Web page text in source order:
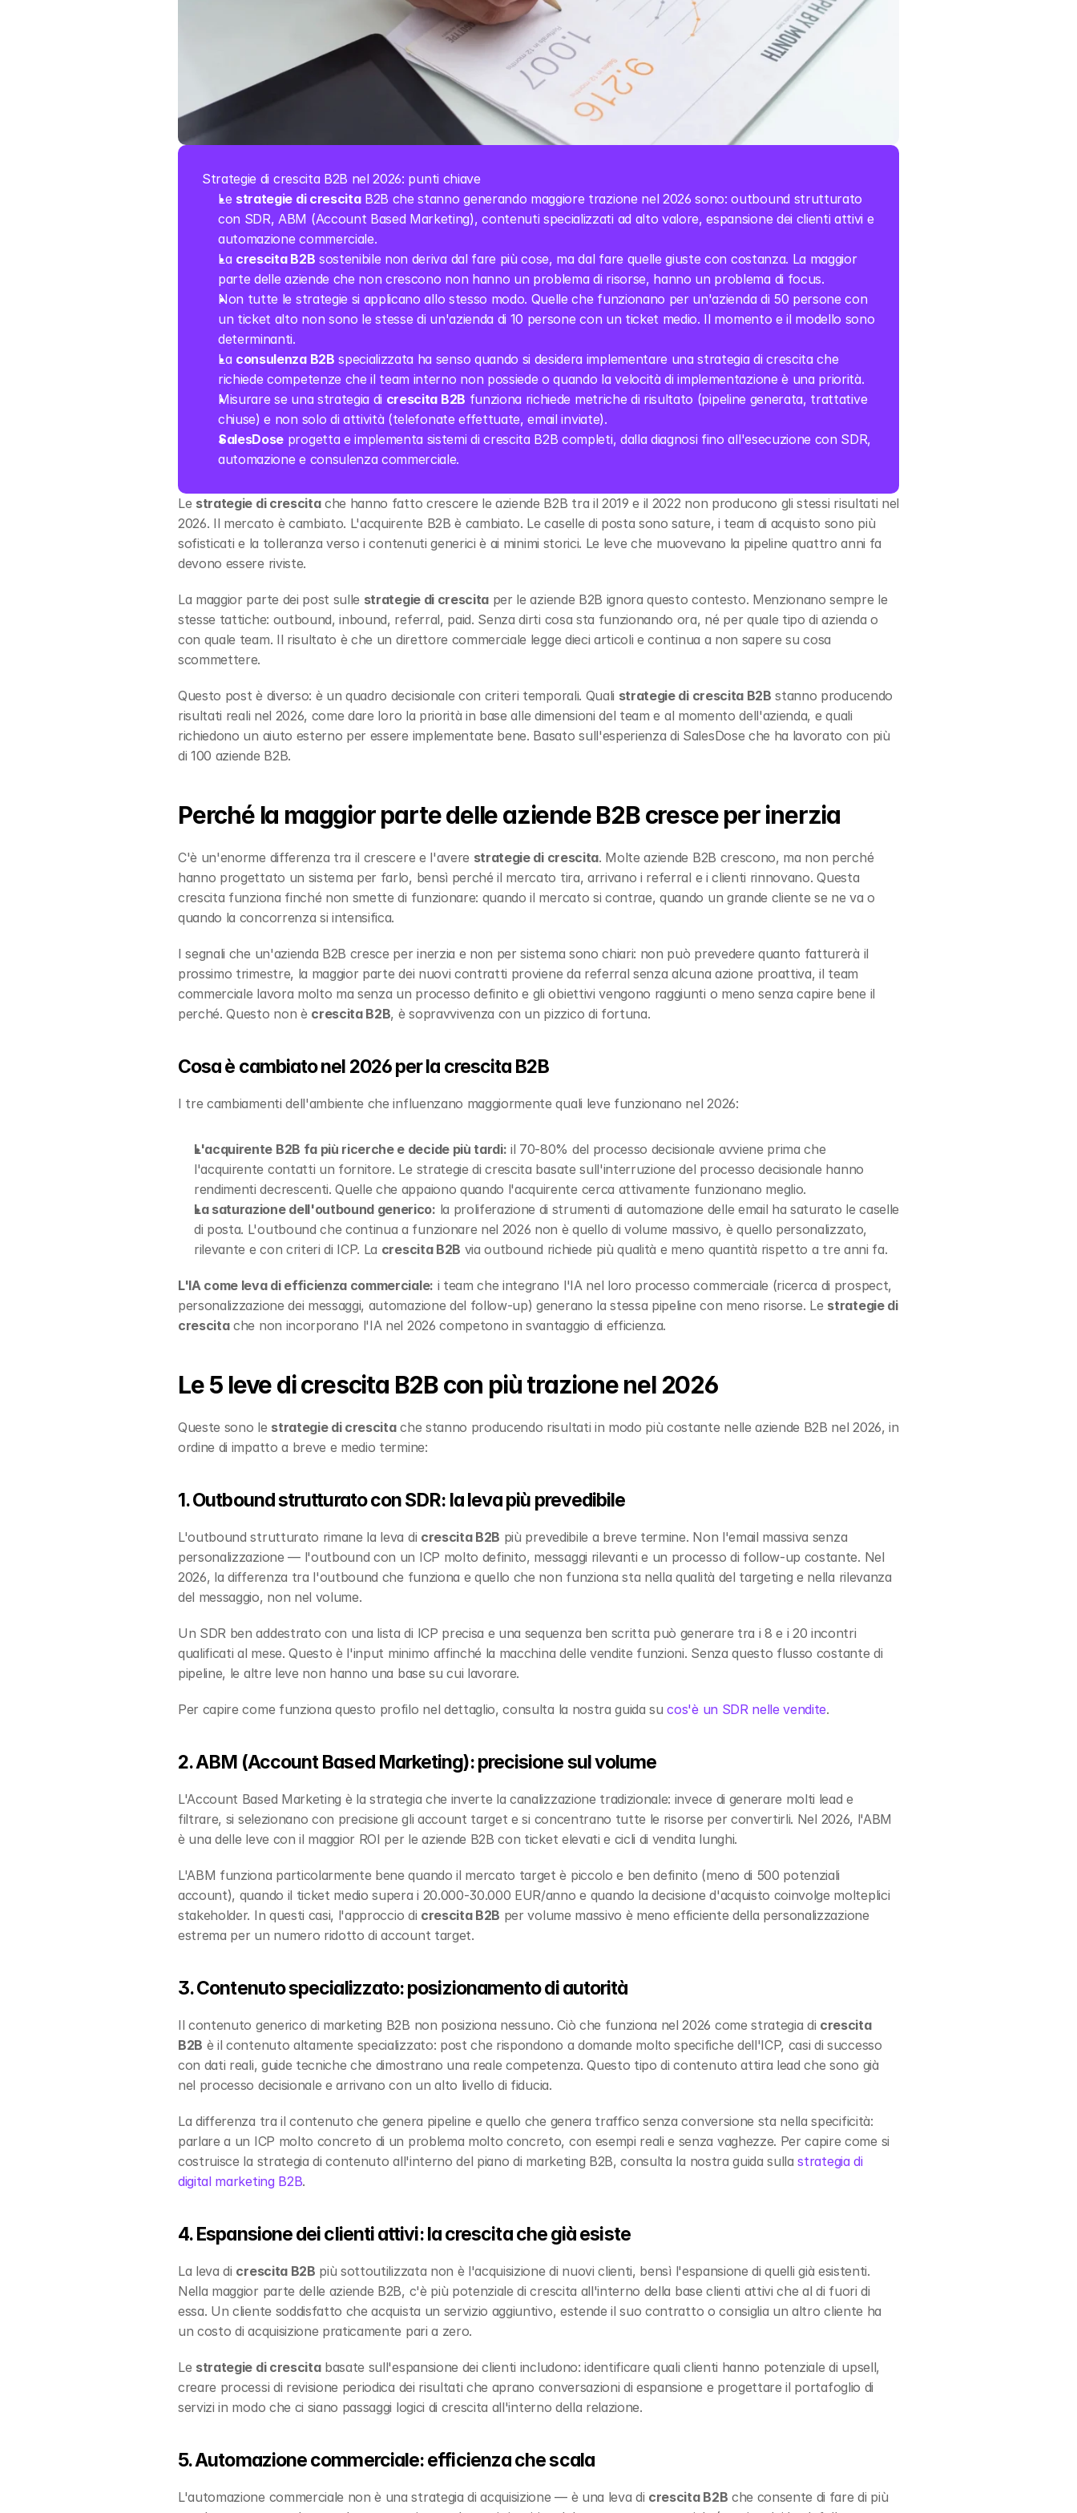
Strategie di crescita B2B nel 2026: punti chiave
Le strategie di crescita B2B che stanno generando maggiore trazione nel 2026 sono: outbound strutturato
con SDR, ABM (Account Based Marketing), contenuti specializzati ad alto valore, espansione dei clienti attivi e
automazione commerciale.
La crescita B2B sostenibile non deriva dal fare più cose, ma dal fare quelle giuste con costanza. La maggior
parte delle aziende che non crescono non hanno un problema di risorse, hanno un problema di focus.
Non tutte le strategie si applicano allo stesso modo. Quelle che funzionano per un'azienda di 50 persone con
un ticket alto non sono le stesse di un'azienda di 10 persone con un ticket medio. Il momento e il modello sono
determinanti.
La consulenza B2B specializzata ha senso quando si desidera implementare una strategia di crescita che
richiede competenze che il team interno non possiede o quando la velocità di implementazione è una priorità.
Misurare se una strategia di crescita B2B funziona richiede metriche di risultato (pipeline generata, trattative
chiuse) e non solo di attività (telefonate effettuate, email inviate).
SalesDose progetta e implementa sistemi di crescita B2B completi, dalla diagnosi fino all'esecuzione con SDR,
automazione e consulenza commerciale.
Le strategie di crescita che hanno fatto crescere le aziende B2B tra il 2019 e il 2022 non producono gli stessi risultati nel
2026. Il mercato è cambiato. L'acquirente B2B è cambiato. Le caselle di posta sono sature, i team di acquisto sono più
sofisticati e la tolleranza verso i contenuti generici è ai minimi storici. Le leve che muovevano la pipeline quattro anni fa
devono essere riviste.
La maggior parte dei post sulle strategie di crescita per le aziende B2B ignora questo contesto. Menzionano sempre le
stesse tattiche: outbound, inbound, referral, paid. Senza dirti cosa sta funzionando ora, né per quale tipo di azienda o
con quale team. Il risultato è che un direttore commerciale legge dieci articoli e continua a non sapere su cosa
scommettere.
Questo post è diverso: è un quadro decisionale con criteri temporali. Quali strategie di crescita B2B stanno producendo
risultati reali nel 2026, come dare loro la priorità in base alle dimensioni del team e al momento dell'azienda, e quali
richiedono un aiuto esterno per essere implementate bene. Basato sull'esperienza di SalesDose che ha lavorato con più
di 100 aziende B2B.
Perché la maggior parte delle aziende B2B cresce per inerzia
C'è un'enorme differenza tra il crescere e l'avere strategie di crescita. Molte aziende B2B crescono, ma non perché
hanno progettato un sistema per farlo, bensì perché il mercato tira, arrivano i referral e i clienti rinnovano. Questa
crescita funziona finché non smette di funzionare: quando il mercato si contrae, quando un grande cliente se ne va o
quando la concorrenza si intensifica.
I segnali che un'azienda B2B cresce per inerzia e non per sistema sono chiari: non può prevedere quanto fatturerà il
prossimo trimestre, la maggior parte dei nuovi contratti proviene da referral senza alcuna azione proattiva, il team
commerciale lavora molto ma senza un processo definito e gli obiettivi vengono raggiunti o meno senza capire bene il
perché. Questo non è crescita B2B, è sopravvivenza con un pizzico di fortuna.
Cosa è cambiato nel 2026 per la crescita B2B
I tre cambiamenti dell'ambiente che influenzano maggiormente quali leve funzionano nel 2026:
L'acquirente B2B fa più ricerche e decide più tardi: il 70-80% del processo decisionale avviene prima che
l'acquirente contatti un fornitore. Le strategie di crescita basate sull'interruzione del processo decisionale hanno
rendimenti decrescenti. Quelle che appaiono quando l'acquirente cerca attivamente funzionano meglio.
La saturazione dell'outbound generico: la proliferazione di strumenti di automazione delle email ha saturato le caselle
di posta. L'outbound che continua a funzionare nel 2026 non è quello di volume massivo, è quello personalizzato,
rilevante e con criteri di ICP. La crescita B2B via outbound richiede più qualità e meno quantità rispetto a tre anni fa.
L'IA come leva di efficienza commerciale: i team che integrano l'IA nel loro processo commerciale (ricerca di prospect,
personalizzazione dei messaggi, automazione del follow-up) generano la stessa pipeline con meno risorse. Le strategie di
crescita che non incorporano l'IA nel 2026 competono in svantaggio di efficienza.
Le 5 leve di crescita B2B con più trazione nel 2026
Queste sono le strategie di crescita che stanno producendo risultati in modo più costante nelle aziende B2B nel 2026, in
ordine di impatto a breve e medio termine:
1. Outbound strutturato con SDR: la leva più prevedibile
L'outbound strutturato rimane la leva di crescita B2B più prevedibile a breve termine. Non l'email massiva senza
personalizzazione — l'outbound con un ICP molto definito, messaggi rilevanti e un processo di follow-up costante. Nel
2026, la differenza tra l'outbound che funziona e quello che non funziona sta nella qualità del targeting e nella rilevanza
del messaggio, non nel volume.
Un SDR ben addestrato con una lista di ICP precisa e una sequenza ben scritta può generare tra i 8 e i 20 incontri
qualificati al mese. Questo è l'input minimo affinché la macchina delle vendite funzioni. Senza questo flusso costante di
pipeline, le altre leve non hanno una base su cui lavorare.
Per capire come funziona questo profilo nel dettaglio, consulta la nostra guida su cos'è un SDR nelle vendite.
2. ABM (Account Based Marketing): precisione sul volume
L'Account Based Marketing è la strategia che inverte la canalizzazione tradizionale: invece di generare molti lead e
filtrare, si selezionano con precisione gli account target e si concentrano tutte le risorse per convertirli. Nel 2026, l'ABM
è una delle leve con il maggior ROI per le aziende B2B con ticket elevati e cicli di vendita lunghi.
L'ABM funziona particolarmente bene quando il mercato target è piccolo e ben definito (meno di 500 potenziali
account), quando il ticket medio supera i 20.000-30.000 EUR/anno e quando la decisione d'acquisto coinvolge molteplici
stakeholder. In questi casi, l'approccio di crescita B2B per volume massivo è meno efficiente della personalizzazione
estrema per un numero ridotto di account target.
3. Contenuto specializzato: posizionamento di autorità
Il contenuto generico di marketing B2B non posiziona nessuno. Ciò che funziona nel 2026 come strategia di crescita
B2B è il contenuto altamente specializzato: post che rispondono a domande molto specifiche dell'ICP, casi di successo
con dati reali, guide tecniche che dimostrano una reale competenza. Questo tipo di contenuto attira lead che sono già
nel processo decisionale e arrivano con un alto livello di fiducia.
La differenza tra il contenuto che genera pipeline e quello che genera traffico senza conversione sta nella specificità:
parlare a un ICP molto concreto di un problema molto concreto, con esempi reali e senza vaghezze. Per capire come si
costruisce la strategia di contenuto all'interno del piano di marketing B2B, consulta la nostra guida sulla strategia di
digital marketing B2B.
4. Espansione dei clienti attivi: la crescita che già esiste
La leva di crescita B2B più sottoutilizzata non è l'acquisizione di nuovi clienti, bensì l'espansione di quelli già esistenti.
Nella maggior parte delle aziende B2B, c'è più potenziale di crescita all'interno della base clienti attivi che al di fuori di
essa. Un cliente soddisfatto che acquista un servizio aggiuntivo, estende il suo contratto o consiglia un altro cliente ha
un costo di acquisizione praticamente pari a zero.
Le strategie di crescita basate sull'espansione dei clienti includono: identificare quali clienti hanno potenziale di upsell,
creare processi di revisione periodica dei risultati che aprano conversazioni di espansione e progettare il portafoglio di
servizi in modo che ci siano passaggi logici di crescita all'interno della relazione.
5. Automazione commerciale: efficienza che scala
L'automazione commerciale non è una strategia di acquisizione — è una leva di crescita B2B che consente di fare di più